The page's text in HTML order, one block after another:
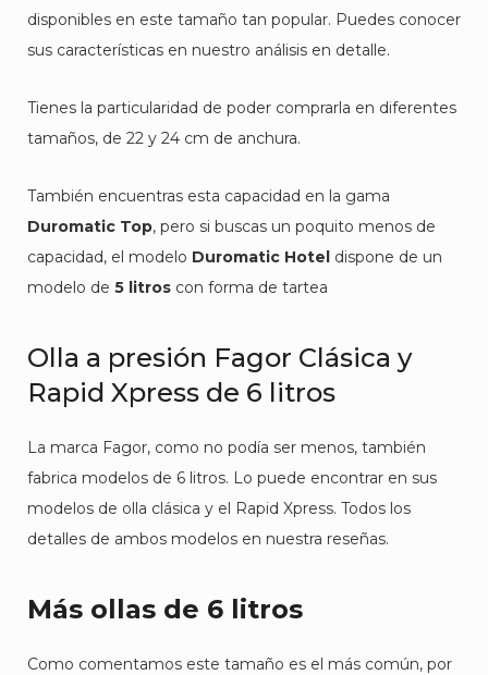
disponibles en este tamaño tan popular. Puedes conocer
sus características en nuestro análisis en detalle.
Tienes la particularidad de poder comprarla en diferentes
tamaños, de 22 y 24 cm de anchura.
También encuentras esta capacidad en la gama
Duromatic Top, pero si buscas un poquito menos de
capacidad, el modelo Duromatic Hotel dispone de un
modelo de 5 litros con forma de tartea
Olla a presión Fagor Clásica y
Rapid Xpress de 6 litros
La marca Fagor, como no podía ser menos, también
fabrica modelos de 6 litros. Lo puede encontrar en sus
modelos de olla clásica y el Rapid Xpress. Todos los
detalles de ambos modelos en nuestra reseñas.
Más ollas de 6 litros
Como comentamos este tamaño es el más común, por